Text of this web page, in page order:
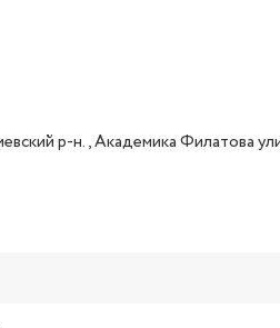
р-н., Академика Филатова